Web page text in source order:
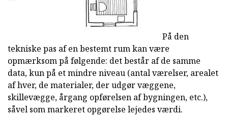
På den
tekniske pas af en bestemt rum kan være
opmærksom på følgende: det består af de samme
data, kun på et mindre niveau (antal værelser, arealet
af hver, de materialer, der udgør væggene,
skillevægge, årgang opførelsen af bygningen, etc.),
såvel som markeret opgørelse lejedes værdi.